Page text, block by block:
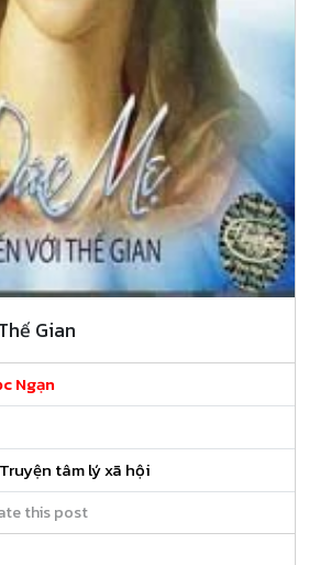
Gian
Ngạn
Truyện tâm lý xã hội
this post